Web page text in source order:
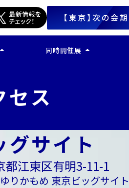
セス
グサイト
江東区有明3-11-1
かもめ 東京ビッグサイ
arrow_drop_up
ィングDX EXPO
EXPO
同時開催展 arrow_drop_up